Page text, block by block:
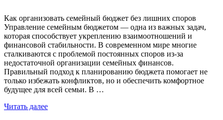
Как организовать семейный бюджет без лишних споров
Управление семейным бюджетом — одна из важных задач,
которая способствует укреплению взаимоотношений и
финансовой стабильности. В современном мире многие
сталкиваются с проблемой постоянных споров из-за
недостаточной организации семейных финансов.
Правильный подход к планированию бюджета помогает не
только избежать конфликтов, но и обеспечить комфортное
будущее для всей семьи. В …
Читать далее